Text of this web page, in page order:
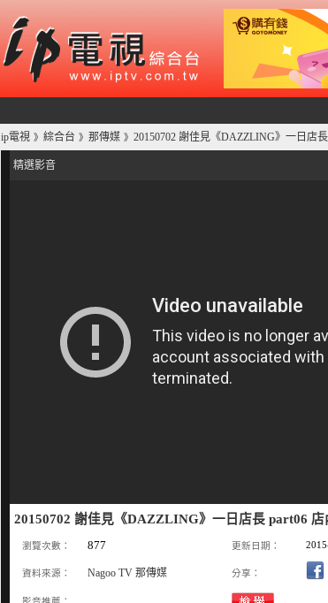
ip電視 》 綜合台 》 那傳媒 》 20150702 謝佳見《DAZZLING》一日店
精選影音
20150702 謝佳見《DAZZLING》一日店長 part06 店
瀏覽次數： 877 更新日期：
資料來源： Nagoo TV 那傳媒 分享：